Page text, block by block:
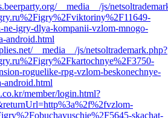
__media__/js/
ne-igry-dlya-kompanii-vzlom-mnogo-
android.html
__media__/js/netsoltrademark.php?
roguelike-rpg-vzlom-beskonechnye-
android.html
member/login.html?
skachat-